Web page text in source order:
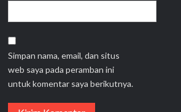
Simpan nama, email, dan situs
web saya pada peramban ini
untuk komentar saya berikutnya.